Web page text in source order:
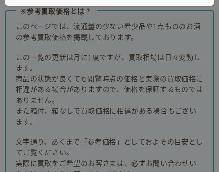
※参考買取価格とは？
このページでは、流通量の少ない希少品や1点もののお酒
の参考買取価格を掲載しております。
この一覧の更新は月に1度ですが、買取相場は日々変動し
ます。
商品の状態が良くても閲覧時点の価格と実際の買取価格に
相違がある場合がありますので、価格を保証するものでは
ありません。
また箱付、箱なしで買取価格に相違がある場合もござい
ます。
文字通り、あくまで「参考価格」としておよその目安とし
てご覧ください。
実際に買取をご希望のお客さまは、必ずお問い合わせい